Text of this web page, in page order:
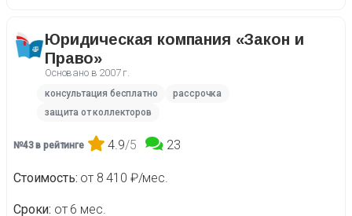
Юридическая компания «Закон и
Право»
Основано в 2007 г.
консультация бесплатно
рассрочка
защита от коллекторов
№43 в рейтинге 4.9/5 23
Стоимость от 8 410 ₽/мес.
Сроки от 6 мес.